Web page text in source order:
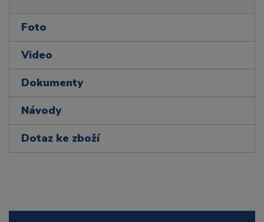
Foto
Video
Dokumenty
Návody
Dotaz ke zboží